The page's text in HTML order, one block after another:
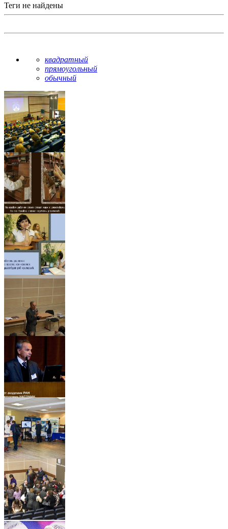
Теги не найдены
квадратный
прямоугольный
обычный